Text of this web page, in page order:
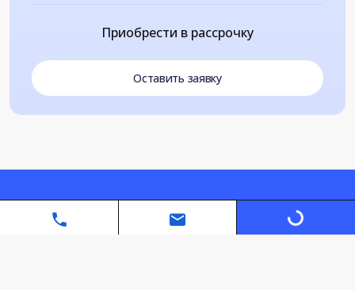
Loading...
Приобрести в рассрочку
Оставить заявку
Автономная некоммерческая организация дополнительного